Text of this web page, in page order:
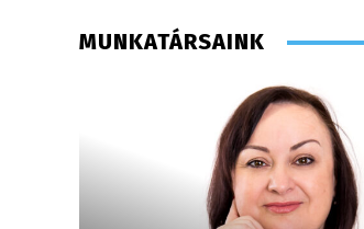
MUNKATÁRSAINK